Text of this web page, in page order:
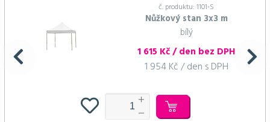
č. produktu: 1101-S
Nůžkový stan 3x3 m
bílý
1 615 Kč / den bez DPH
1 954 Kč / den s DPH